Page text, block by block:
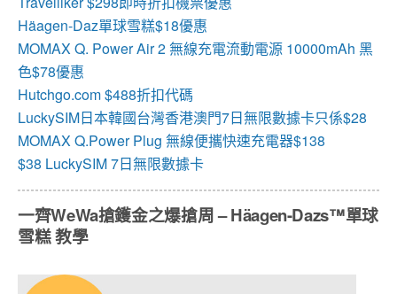
Häagen-Daz單球雪糕$18優惠
MOMAX Q. Power Air 2 無線充電流動電源 10000mAh 黑
色$78優惠
Hutchgo.com $488折扣代碼
LuckySIM日本韓國台灣香港澳門7日無限數據卡只係$28
MOMAX Q.Power Plug 無線便攜快速充電器$138
$38 LuckySIM 7日無限數據卡
一齊WeWa搶鑊金之爆搶周– Häagen-Dazs™單球
雪糕教學